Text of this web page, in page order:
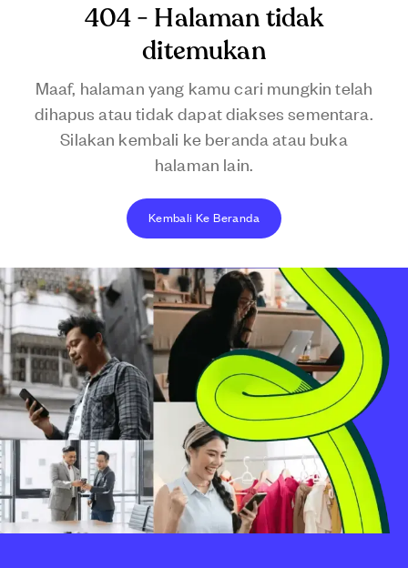
404 - Halaman tidak
ditemukan
Maaf, halaman yang kamu cari mungkin telah
dihapus atau tidak dapat diakses sementara.
Silakan kembali ke beranda atau buka
halaman lain.
Kembali Ke Beranda